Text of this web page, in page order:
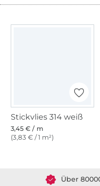
Stickvlies 314 weiß
3,45 € / m
(3,83 € / 1 m²)